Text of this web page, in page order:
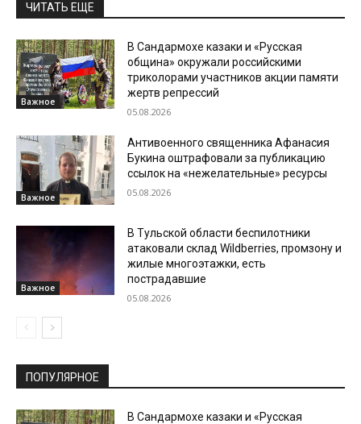
ЧИТАТЬ ЕЩЕ
Важное
В Сандармохе казаки и «Русская
община» окружали российскими
триколорами участников акции памяти
жертв репрессий
05.08.2026
Важное
Антивоенного священника Афанасия
Букина оштрафовали за публикацию
ссылок на «нежелательные» ресурсы
05.08.2026
Важное
В Тульской области беспилотники
атаковали склад Wildberries, промзону и
жилые многоэтажки, есть
пострадавшие
05.08.2026
ПОПУЛЯРНОЕ
В Сандармохе казаки и «Русская